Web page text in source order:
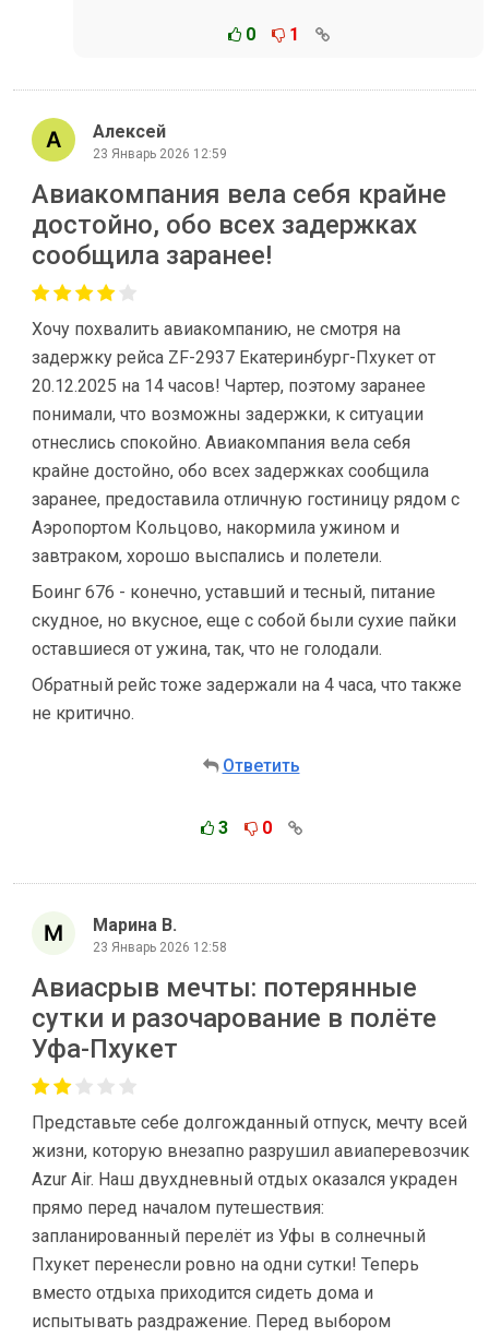
0 1
Алексей
23 Январь 2026 12:59
Авиакомпания вела себя крайне
достойно, обо всех задержках
сообщила заранее!
Хочу похвалить авиакомпанию, не смотря на
задержку рейса ZF-2937 Екатеринбург-Пхукет от
20.12.2025 на 14 часов! Чартер, поэтому заранее
понимали, что возможны задержки, к ситуации
отнеслись спокойно. Авиакомпания вела себя
крайне достойно, обо всех задержках сообщила
заранее, предоставила отличную гостиницу рядом с
Аэропортом Кольцово, накормила ужином и
завтраком, хорошо выспались и полетели.
Боинг 676 - конечно, уставший и тесный, питание
скудное, но вкусное, еще с собой были сухие пайки
оставшиеся от ужина, так, что не голодали.
Обратный рейс тоже задержали на 4 часа, что также
не критично.
Ответить
3 0
Марина В.
23 Январь 2026 12:58
Авиасрыв мечты: потерянные
сутки и разочарование в полёте
Уфа-Пхукет
Представьте себе долгожданный отпуск, мечту всей
жизни, которую внезапно разрушил авиаперевозчик
Azur Air. Наш двухдневный отдых оказался украден
прямо перед началом путешествия:
запланированный перелёт из Уфы в солнечный
Пхукет перенесли ровно на одни сутки! Теперь
вместо отдыха приходится сидеть дома и
испытывать раздражение. Перед выбором